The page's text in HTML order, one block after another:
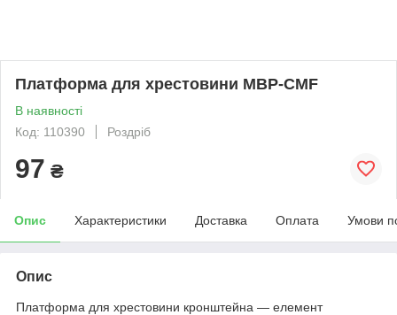
Платформа для хрестовини MBP-CMF
В наявності
Код: 110390
Роздріб
97 ₴
Опис Характеристики Доставка Оплата Умови
Опис
Платформа для хрестовини кронштейна — елемент